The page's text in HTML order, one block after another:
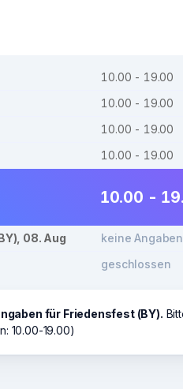
10.00 - 19.00
10.00 - 19.00
10.00 - 19.00
10.00 - 19.00
10.00 -
08. Aug keine Angaben
geschlossen
für Friedensfest (BY).
10.00-19.00)